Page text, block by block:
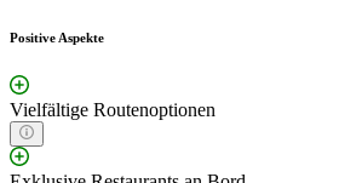
Positive Aspekte
Vielfältige Routenoptionen